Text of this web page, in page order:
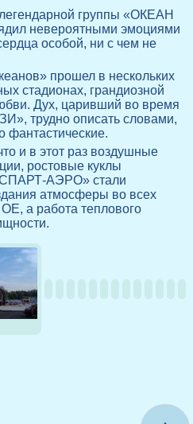
группы «ОКЕАН
невероятными эмоциями
особой, ни с чем не
прошел в нескольких
стадионах, грандиозной
Дух, царивший во время
трудно описать словами,
фантастические.
и в этот раз воздушные
ростовые куклы
АЭРО» стали
атмосферы во всех
ОЕ, а работа теплового